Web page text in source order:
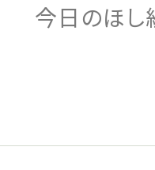
今日のほし